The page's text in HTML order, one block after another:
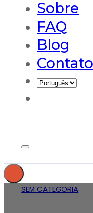
Sobre
FAQ
Blog
Contato
SEM CATEGORIA